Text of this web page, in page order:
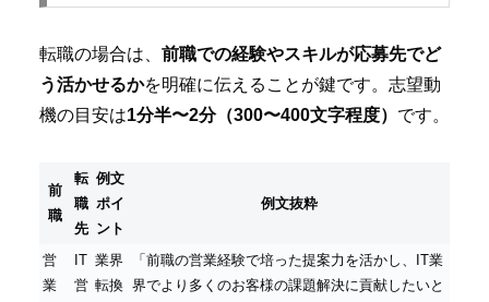
転職の場合は、 前職での経験やスキルが応募先でど
う活かせるかを明確に伝えることが鍵です。志望動
機の目安は1分半〜2分（300〜400文字程度） です。
前
職
転
職
先
例文
ポイ
ント
例文抜粋
営
業
IT
営
業界
転換
「前職の営業経験で培った提案力を活かし、IT業
界でより多くのお客様の課題解決に貢献したいと